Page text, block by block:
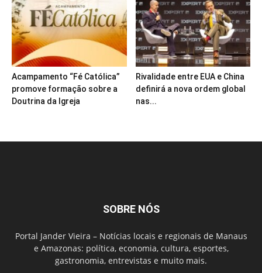
Acampamento “Fé Católica”
promove formação sobre a
Doutrina da Igreja
Rivalidade entre EUA e China
definirá a nova ordem global
nas...
SOBRE NÓS
Portal Jander Vieira – Notícias locais e regionais de Manaus
e Amazonas: política, economia, cultura, esportes,
gastronomia, entrevistas e muito mais.